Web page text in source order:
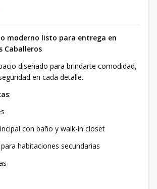
moderno listo para entrega en
Caballeros
diseñado para brindarte comodidad,
en cada detalle.
:
con baño y walk-in closet
habitaciones secundarias